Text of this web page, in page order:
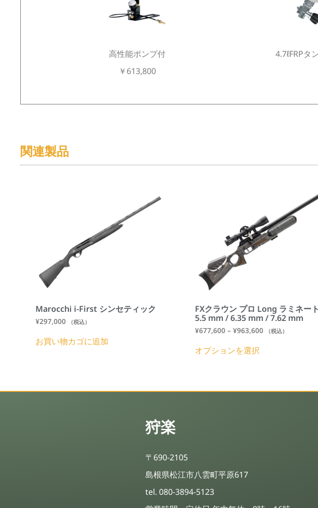
高性能ポンプ付
￥613,800
4.7ℓFRPタ
関連製品
Marocchi i-First シンセティック
¥297,000 （税込）
お買い物カゴに追加
FXクラウン プロ Long ラミネート
5.5 mm / 6.35 mm / 7.62 mm
¥677,600 – ¥963,600 （税込）
オプションを選択
狩楽
〒690-2105
島根県松江市八雲町平原617
tel. 080-3894-5123